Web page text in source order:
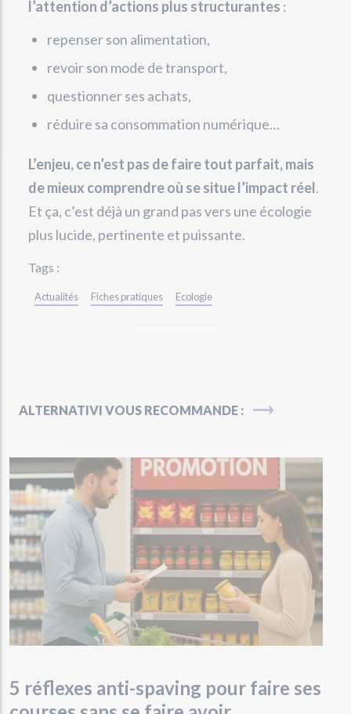
l’attention d’actions plus structurantes :
repenser son alimentation,
revoir son mode de transport,
questionner ses achats,
réduire sa consommation numérique…
L’enjeu, ce n’est pas de faire tout parfait, mais
de mieux comprendre où se situe l’impact réel.
Et ça, c’est déjà un grand pas vers une écologie
plus lucide, pertinente et puissante.
Tags :
Actualités Fiches pratiques Ecologie
ALTERNATIVI VOUS RECOMMANDE :
5 réflexes anti-spaving pour faire ses